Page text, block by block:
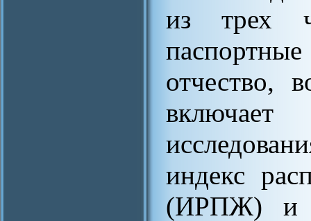
из трех
отчество,
индекс
(ИРПЖ) и